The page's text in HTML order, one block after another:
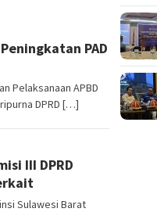
PAD
Pelaksanaan APBD
DPRD […]
III DPRD
Sulawesi Barat